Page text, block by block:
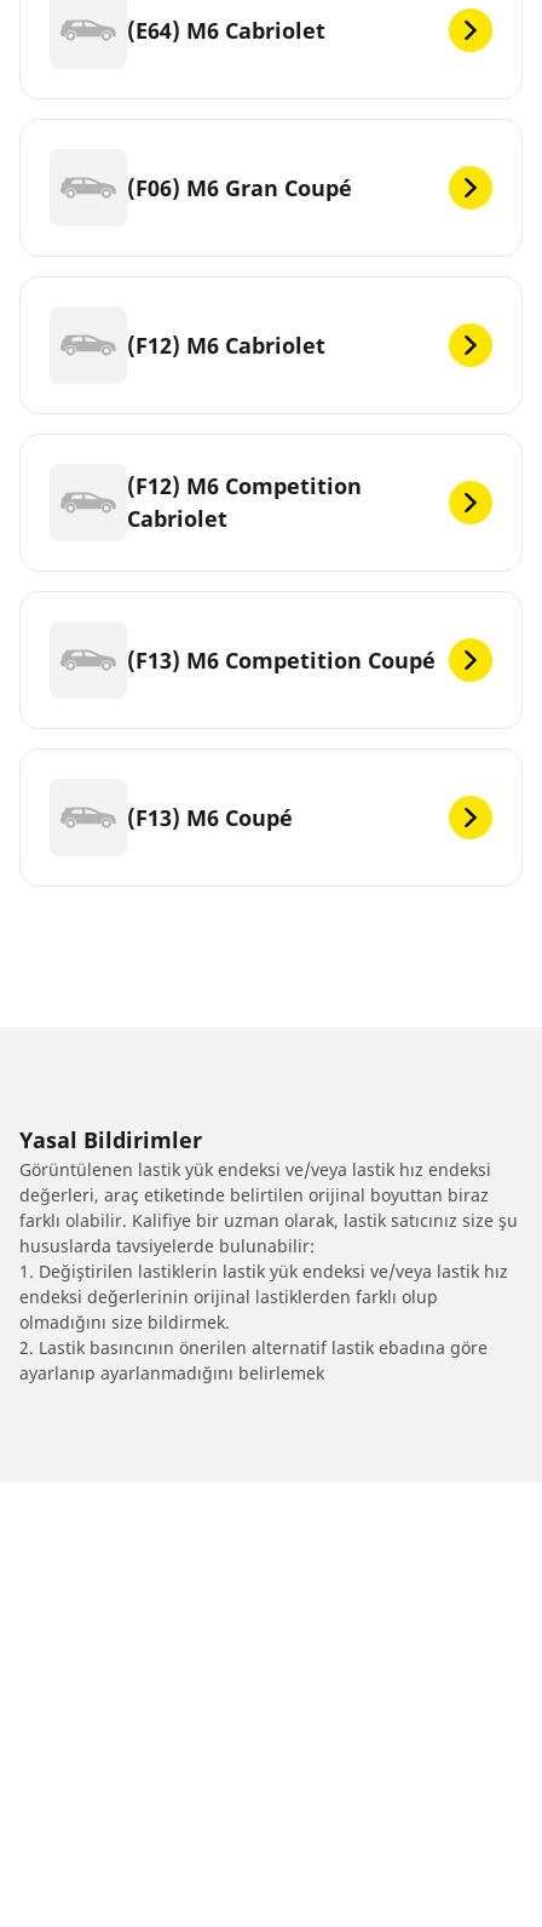
(E64) M6 Cabriolet
(F06) M6 Gran Coupé
(F12) M6 Cabriolet
(F12) M6 Competition
Cabriolet
(F13) M6 Competition Coupé
(F13) M6 Coupé
Yasal Bildirimler
Görüntülenen lastik yük endeksi ve/veya lastik hız endeksi
değerleri, araç etiketinde belirtilen orijinal boyuttan biraz
farklı olabilir. Kalifiye bir uzman olarak, lastik satıcınız size şu
hususlarda tavsiyelerde bulunabilir:
1. Değiştirilen lastiklerin lastik yük endeksi ve/veya lastik hız
endeksi değerlerinin orijinal lastiklerden farklı olup
olmadığını size bildirmek.
2. Lastik basıncının önerilen alternatif lastik ebadına göre
ayarlanıp ayarlanmadığını belirlemek